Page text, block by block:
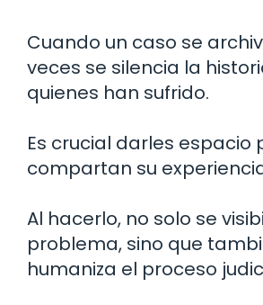
Cuando un caso se
veces se silencia la
quienes han sufrido.
Es crucial darles espacio
compartan su
Al hacerlo, no solo se
problema, sino que
humaniza el proceso